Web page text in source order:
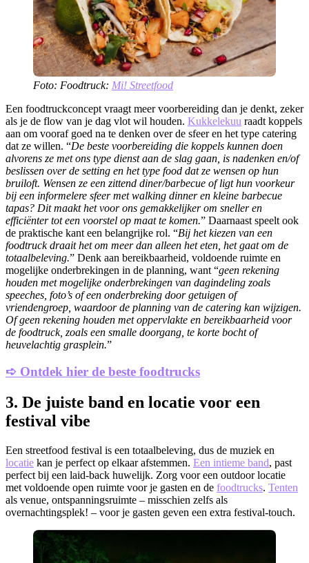
Foto: Foodtruck: Mi! Streetfood
​​Een foodtruckconcept vraagt meer voorbereiding dan je denkt, zeker
als je de flow van je dag vlot wil houden. Kukkelekuu raadt koppels
aan om vooraf goed na te denken over de sfeer en het type catering
dat ze willen. “De beste voorbereiding die koppels kunnen doen
alvorens ze met ons type dienst aan de slag gaan, is nadenken en/of
beslissen over de setting en het type food dat ze wensen op hun
bruiloft. Wensen ze een zittend diner/barbecue of ligt hun voorkeur
bij een informelere sfeer met walking dinner en kleine barbecue
tapas? Dit maakt het voor ons gemakkelijker om sneller en
efficiënter tot een voorstel op maat te komen.” Daarnaast speelt ook
de praktische kant een belangrijke rol. “Bij het kiezen van een
foodtruck draait het om meer dan alleen het eten, het gaat om de
totaalbeleving.” Denk aan bereikbaarheid, voldoende ruimte en
mogelijke onderbrekingen in de planning, want “geen rekening
houden met mogelijke onderbrekingen van dagindeling zoals
speeches, foto’s of een onderbreking door getuigen of
vriendengroep, waardoor de planning van de catering kan wijzigen.
Of geen rekening houden met oppervlakte en bereikbaarheid voor
de foodtruck, zoals een smalle doorgang, te korte bocht of
heuvelachtig grasplein.”
➪ Ontdek hier de beste foodtrucks
3. De juiste band en locatie voor een
festival vibe
Een streetfood festival is een totaalbeleving, dus de muziek en
locatie kan je perfect op elkaar afstemmen. Een intieme band, past
perfect bij een laid-back huwelijk. Zorg voor een outdoor locatie
met voldoende open ruimte voor je gasten en de foodtrucks. Tenten
als venue, ontspanningsruimte – misschien zelfs als
overnachtingsplek! – voor je gasten geven een extra festival-touch.